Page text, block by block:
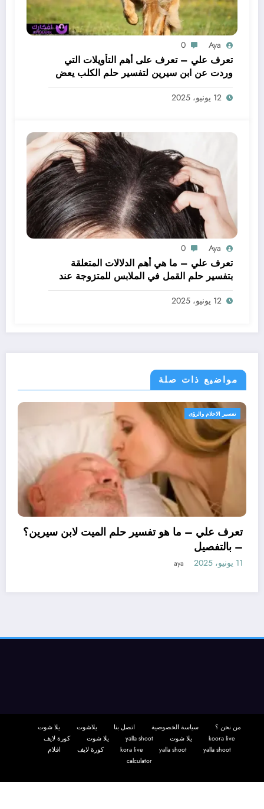
Aya
0
تعرف علي – تعرف على أهم التأويلات التي
وردت عن ابن سيرين لتفسير حلم الكلب يعض
يدي – بالتفصيل
12 يونيو، 2025
Aya
0
تعرف علي – ما هي أهم الدلالات المتعلقة
بتفسير حلم القمل في الملابس للمتزوجة عند
ابن سيرين؟ – بالتفصيل
12 يونيو، 2025
مواضيع ذات صلة
تعرف علي –
هو تأويل ابن سيرين لتفسير حلم
اتصل بنا